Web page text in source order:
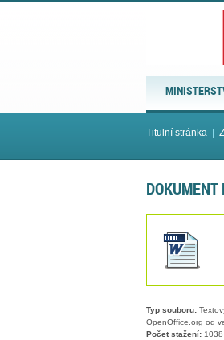
Titulní stránka
Typ souboru:
OpenOffice.org od
Počet stažení: 1038